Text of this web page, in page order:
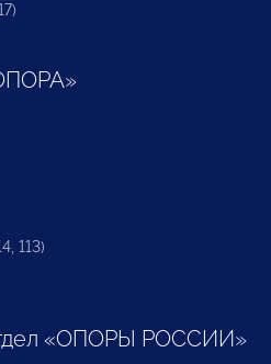
113)
«ОПОРЫ РОССИИ»